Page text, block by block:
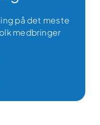
på det meste
medbringer